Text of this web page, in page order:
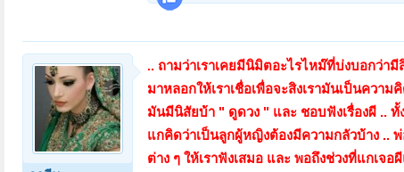
.. ถามว่าเราเคยมีนิมิตอะไรไหม๊ที่บ่งบอกว่า
มาหลอกให้เราเชื่อเพื่อจะสิงเรามันเป็นควา
มันมีนิสัยบ้า " ดูดวง " และ ชอบฟังเรื่องผี .. ทั้
แกคิดว่าเป็นลูกผู้หญิงต้องมีความกลัวบ้าง ..
ต่าง ๆ ให้เราฟังเสมอ และ พอถึงช่วงที่แกเจ